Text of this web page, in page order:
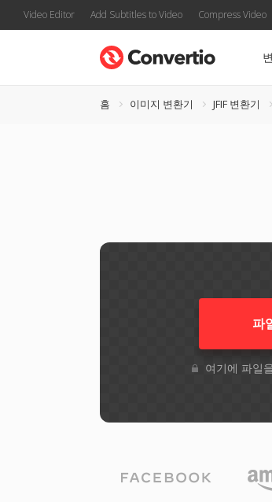
Video Editor Add Subtitles to Video Compress Video
홈 이미지 변환기 JFIF 변환기
파
여기에 파일